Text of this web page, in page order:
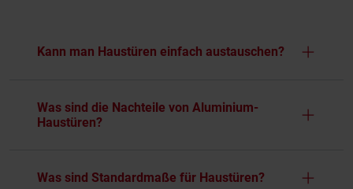
Kann man Haustüren einfach austauschen?
Was sind die Nachteile von Aluminium-
Haustüren?
Was sind Standardmaße für Haustüren?